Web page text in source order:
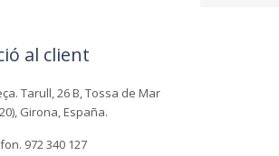
al client
Tarull, 26 B, Tossa de Mar
Girona, España.
972 340 127